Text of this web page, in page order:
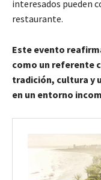
interesados pueden
restaurante.
Este evento
como un referente
tradición, cultura y
en un entorno